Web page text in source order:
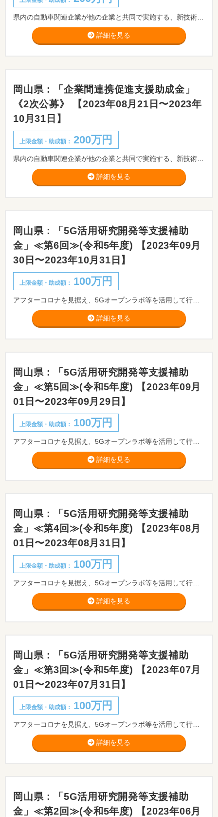
詳細を見る
岡山県：「企業間連携促進支援助成金」
《2次公募》 【2023年08月21日〜2023年
10月31日】
上限金額・助成額： 200万円
詳細を見る
岡山県：「5G活用研究開発等支援補助
金」≪第6回≫(令和5年度) 【2023年09月
30日〜2023年10月31日】
上限金額・助成額： 100万円
詳細を見る
岡山県：「5G活用研究開発等支援補助
金」≪第5回≫(令和5年度) 【2023年09月
01日〜2023年09月29日】
上限金額・助成額： 100万円
詳細を見る
岡山県：「5G活用研究開発等支援補助
金」≪第4回≫(令和5年度) 【2023年08月
01日〜2023年08月31日】
上限金額・助成額： 100万円
詳細を見る
岡山県：「5G活用研究開発等支援補助
金」≪第3回≫(令和5年度) 【2023年07月
01日〜2023年07月31日】
上限金額・助成額： 100万円
詳細を見る
岡山県：「5G活用研究開発等支援補助
金」≪第2回≫(令和5年度) 【2023年06月